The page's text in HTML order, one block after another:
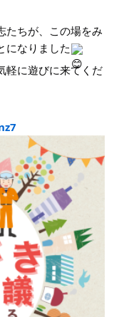
たちが、この場をみ
になりました
軽に遊びに来てくだ